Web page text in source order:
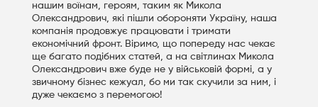
нашим воїнам, героям, таким як Микола
Олександрович, які пішли обороняти Україну, наша
компанія продовжує працювати і тримати
економічний фронт. Віримо, що попереду нас чекає
ще багато подібних статей, а на світлинах Микола
Олександрович вже буде не у військовій формі, а у
звичному бізнес кежуал, бо ми так скучили за ним, і
дуже чекаємо з перемогою!